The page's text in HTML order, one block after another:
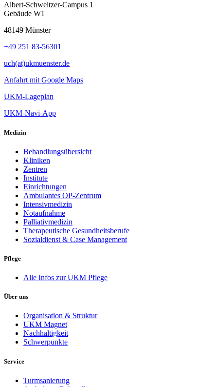
Albert-Schweitzer-Campus 1
Gebäude W1
48149 Münster
+49 251 83-56301
uch(at)ukmuenster.de
Anfahrt mit Google Maps
UKM-Lageplan
UKM-Navi-App
Medizin
Behandlungsübersicht
Kliniken
Zentren
Institute
Einrichtungen
Ambulantes OP-Zentrum
Intensivmedizin
Notaufnahme
Palliativmedizin
Therapeutische Gesundheitsberufe
Sozialdienst & Case Management
Pflege
Alle Infos zur UKM Pflege
Über uns
Organisation & Struktur
UKM Magnet
Nachhaltigkeit
Schwerpunkte
Service
Turmsanierung